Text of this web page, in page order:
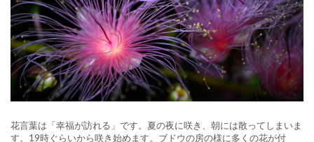
花言葉は「幸福が訪れる」です。夏の夜に咲き、朝には散ってしまいま
す。19時ぐらいから咲き始めます。ブドウの房の様に多くの花が付